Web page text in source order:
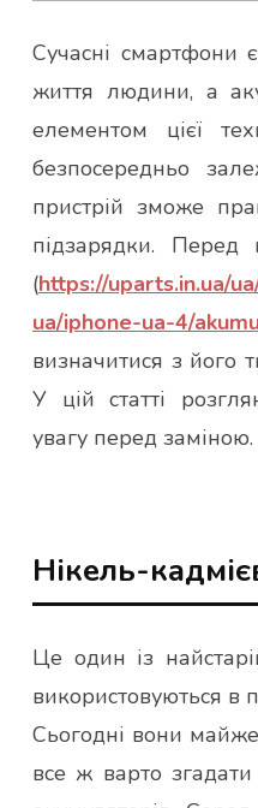
Сучасні смартфони
життя людини, а
елементом цієї
безпосередньо
пристрій зможе
підзарядки. Перед
(https://uparts.in.ua/
ua/iphone-ua-4/
визначитися з його
У цій статті
увагу перед заміною.
Нікель-
Це один із
використовуються в
Сьогодні вони
все ж варто згадати